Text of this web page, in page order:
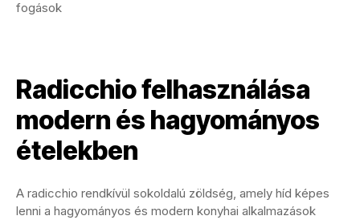
Radicchio felhasználása
modern és hagyományos
ételekben
A radicchio rendkívül sokoldalú zöldség, amely híd képes
lenni a hagyományos és modern konyhai alkalmazások